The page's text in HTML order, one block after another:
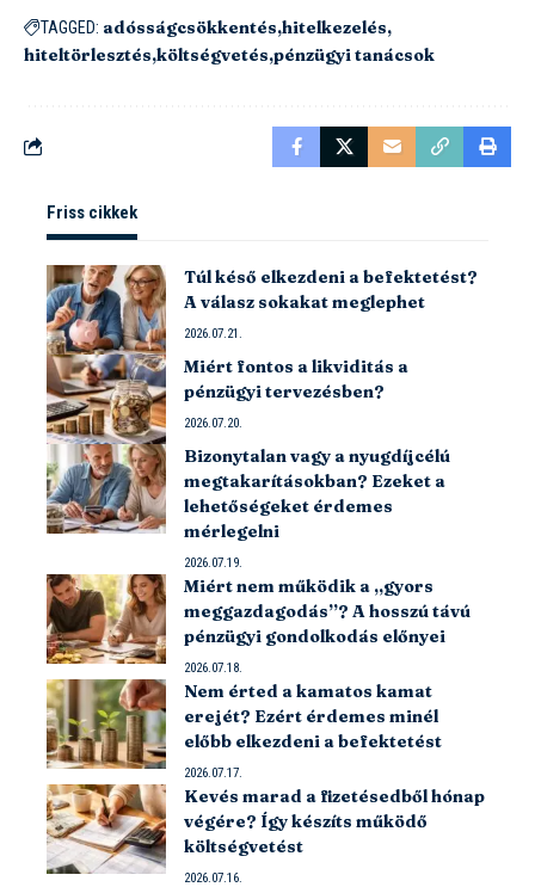
TAGGED: adósságcsökkentés hitelkezelés
hiteltörlesztés költségvetés pénzügyi tanácsok
Friss cikkek
Túl késő elkezdeni a befektetést?
A válasz sokakat meglephet
2026.07.21.
Miért fontos a likviditás a
pénzügyi tervezésben?
2026.07.20.
Bizonytalan vagy a nyugdíjcélú
megtakarításokban? Ezeket a
lehetőségeket érdemes
mérlegelni
2026.07.19.
Miért nem működik a „gyors
meggazdagodás”? A hosszú távú
pénzügyi gondolkodás előnyei
2026.07.18.
Nem érted a kamatos kamat
erejét? Ezért érdemes minél
előbb elkezdeni a befektetést
2026.07.17.
Kevés marad a fizetésedből hónap
végére? Így készíts működő
költségvetést
2026.07.16.